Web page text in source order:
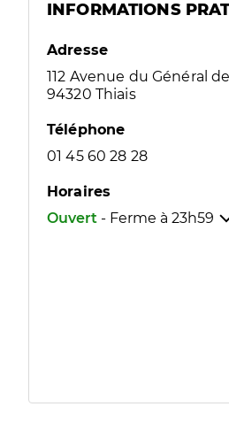
INFORMATIONS
Adresse
112 Avenue du Général
94320 Thiais
Téléphone
01 45 60 28 28
Horaires
Ouvert - Ferme à 23h59